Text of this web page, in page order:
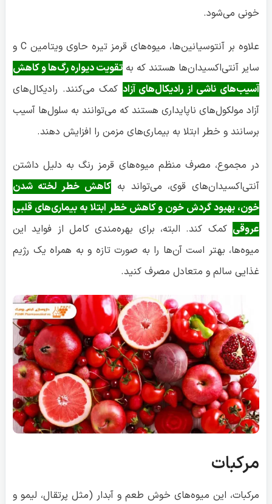
خونی می‌شود.
علاوه بر آنتوسیانین‌ها، میوه‌های قرمز تیره حاوی ویتامین C و
سایر آنتی‌اکسیدان‌ها هستند که به تقویت دیواره رگ‌ها و کاهش
آسیب‌های ناشی از رادیکال‌های آزاد کمک می‌کنند. رادیکال‌های
آزاد مولکول‌های ناپایداری هستند که می‌توانند به سلول‌ها آسیب
برسانند و خطر ابتلا به بیماری‌های مزمن را افزایش دهند.
در مجموع، مصرف منظم میوه‌های قرمز رنگ به دلیل داشتن
آنتی‌اکسیدان‌های قوی، می‌تواند به کاهش خطر لخته شدن
خون، بهبود گردش خون و کاهش خطر ابتلا به بیماری‌های قلبی
عروقی کمک کند. البته، برای بهره‌مندی کامل از فواید این
میوه‌ها، بهتر است آن‌ها را به صورت تازه و به همراه یک رژیم
غذایی سالم و متعادل مصرف کنید.
مرکبات
مرکبات، این میوه‌های خوش طعم و آبدار (مثل پرتقال، لیمو و